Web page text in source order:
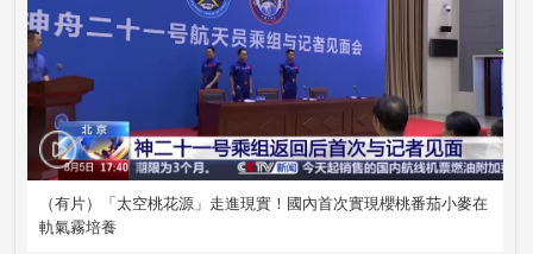
（有片）「太空桃花源」走進現實！國內首次實現櫻桃番茄小麥在
軌氣霧培養